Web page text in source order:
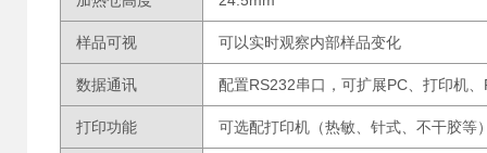
样品可视 可以实时观察内部样品变化
数据通讯 配置RS232串口，可扩展PC、打印机
打印功能 可选配打印机（热敏、针式、不干胶等